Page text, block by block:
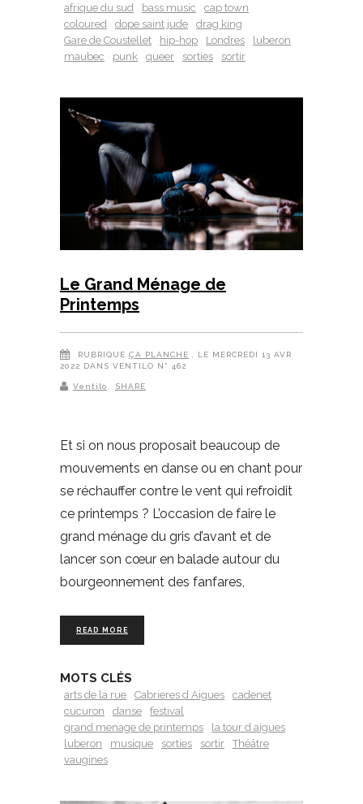
afrique du sud bass music
cap town
coloured
dope saint jude
drag king
Gare de Coustellet
hip-hop Londres
luberon
maubec
punk queer sorties sortir
Le Grand Ménage de
Printemps
RUBRIQUE ÇA PLANCHE , LE MERCREDI 13 AVR
2022 DANS VENTILO N° 462
Ventilo SHARE
Et si on nous proposait beaucoup de
mouvements en danse ou en chant pour
se réchauffer contre le vent qui refroidit
ce printemps ? L’occasion de faire le
grand ménage du gris d’avant et de
lancer son cœur en balade autour du
bourgeonnement des fanfares,
READ MORE
MOTS CLÉS
arts de la rue Cabrieres d Aigues
cadenet
cucuron
danse
festival
grand menage de printemps
la tour d aigues
luberon
musique sorties sortir
Théâtre
vaugines